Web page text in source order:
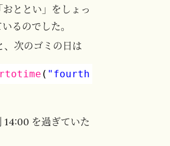
ととい」をしょっ
るのでした。
、次のゴミの日は
( "fourth Monday"
を過ぎていた